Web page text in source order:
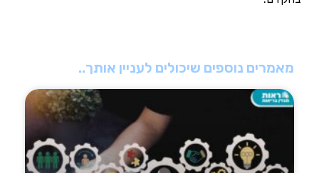
מאמרים נוספים שיכולים לעניין אותך..